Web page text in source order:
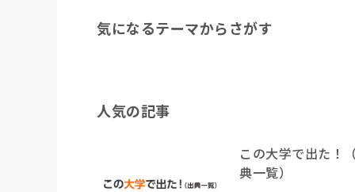
気になるテーマからさがす
人気の記事
この大学で出た！
典一覧）